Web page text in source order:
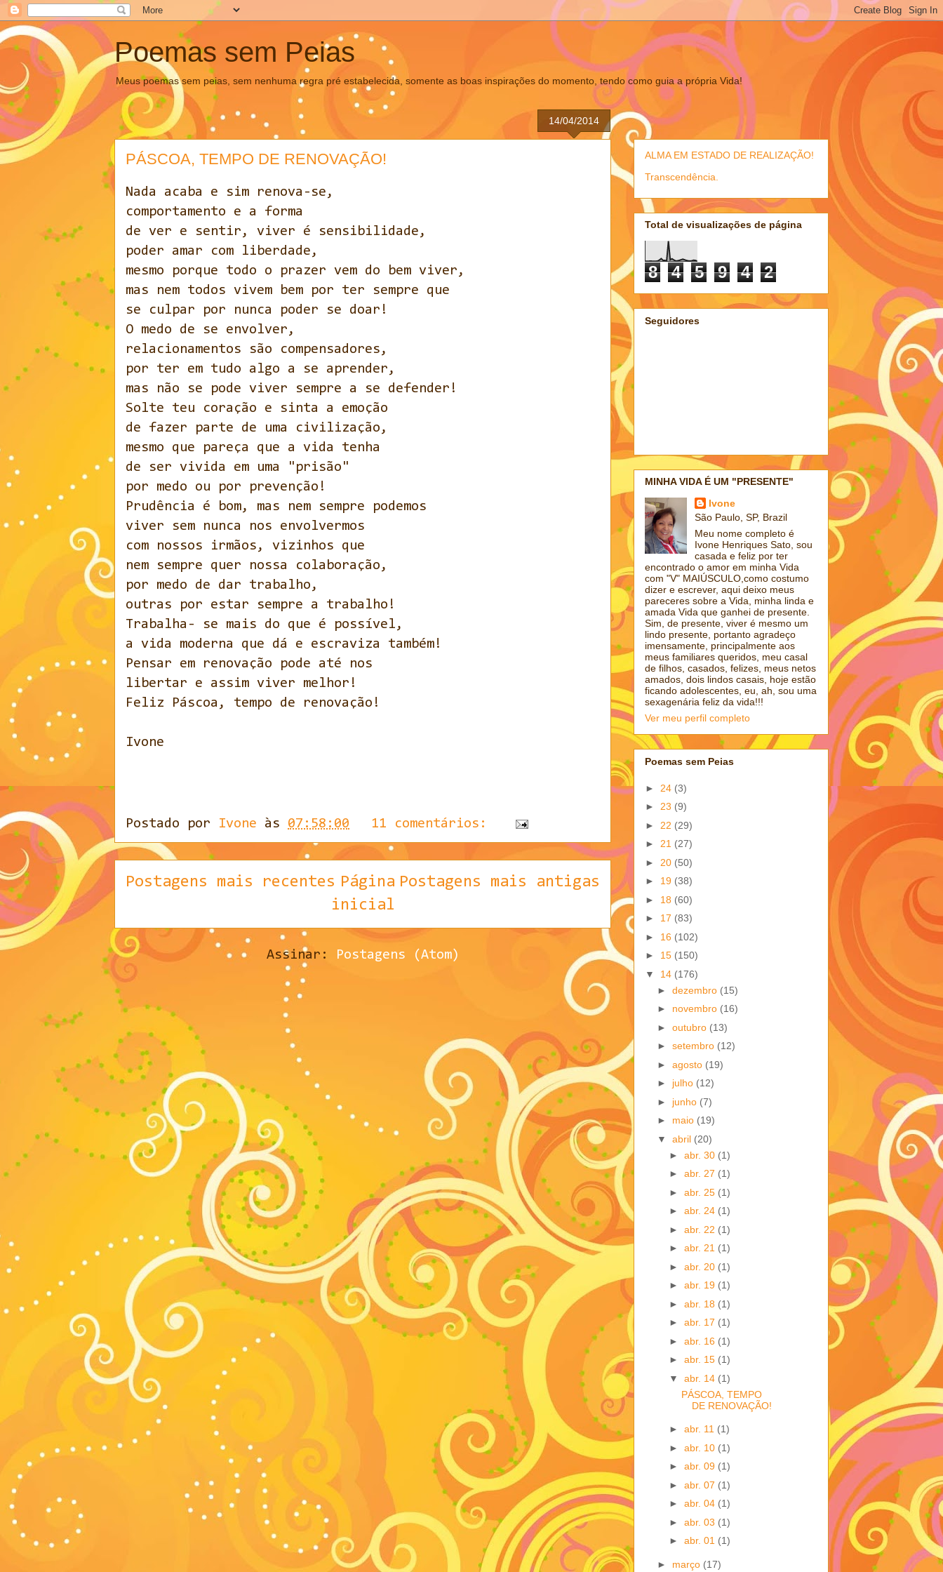
Poemas sem Peias
Meus poemas sem peias, sem nenhuma regra pré estabelecida, somente as boas inspirações do momento, tendo como guia a própria Vida!
14/04/2014
PÁSCOA, TEMPO DE RENOVAÇÃO!
Nada acaba e sim renova-se,
comportamento e a forma
de ver e sentir, viver é sensibilidade,
poder amar com liberdade,
mesmo porque todo o prazer vem do bem viver,
mas nem todos vivem bem por ter sempre que
se culpar por nunca poder se doar!
O medo de se envolver,
relacionamentos são compensadores,
por ter em tudo algo a se aprender,
mas não se pode viver sempre a se defender!
Solte teu coração e sinta a emoção
de fazer parte de uma civilização,
mesmo que pareça que a vida tenha
de ser vivida em uma "prisão"
por medo ou por prevenção!
Prudência é bom, mas nem sempre podemos
viver sem nunca nos envolvermos
com nossos irmãos, vizinhos que
nem sempre quer nossa colaboração,
por medo de dar trabalho,
outras por estar sempre a trabalho!
Trabalha- se mais do que é possível,
a vida moderna que dá e escraviza também!
Pensar em renovação pode até nos
libertar e assim viver melhor!
Feliz Páscoa, tempo de renovação!
Ivone
Postado por Ivone às 07:58:00 11 comentários:
Postagens mais recentes Postagens mais antigas
Página
inicial
Assinar: Postagens (Atom)
ALMA EM ESTADO DE REALIZAÇÃO!
Transcendência.
Total de visualizações de página
8 4 5 9 4 2
Seguidores
MINHA VIDA É UM "PRESENTE"
Ivone
São Paulo, SP, Brazil
Meu nome completo é
Ivone Henriques Sato, sou
casada e feliz por ter
encontrado o amor em minha Vida
com "V" MAIÚSCULO,como costumo
dizer e escrever, aqui deixo meus
pareceres sobre a Vida, minha linda e
amada Vida que ganhei de presente.
Sim, de presente, viver é mesmo um
lindo presente, portanto agradeço
imensamente, principalmente aos
meus familiares queridos, meu casal
de filhos, casados, felizes, meus netos
amados, dois lindos casais, hoje estão
ficando adolescentes, eu, ah, sou uma
sexagenária feliz da vida!!!
Ver meu perfil completo
Poemas sem Peias
► 24 (3)
► 23 (9)
► 22 (29)
► 21 (27)
► 20 (50)
► 19 (38)
► 18 (60)
► 17 (83)
► 16 (102)
► 15 (150)
▼ 14 (176)
► dezembro (15)
► novembro (16)
► outubro (13)
► setembro (12)
► agosto (19)
► julho (12)
► junho (7)
► maio (19)
▼ abril (20)
► abr. 30 (1)
► abr. 27 (1)
► abr. 25 (1)
► abr. 24 (1)
► abr. 22 (1)
► abr. 21 (1)
► abr. 20 (1)
► abr. 19 (1)
► abr. 18 (1)
► abr. 17 (1)
► abr. 16 (1)
► abr. 15 (1)
▼ abr. 14 (1)
PÁSCOA, TEMPO
DE RENOVAÇÃO!
► abr. 11 (1)
► abr. 10 (1)
► abr. 09 (1)
► abr. 07 (1)
► abr. 04 (1)
► abr. 03 (1)
► abr. 01 (1)
► março (17)